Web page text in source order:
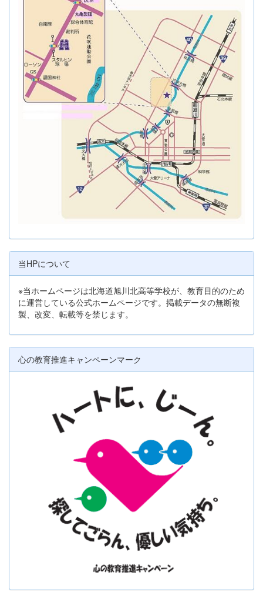
当HPについて
※当ホームページは北海道旭川北高等学校が、教育目的のため
に運営している公式ホームページです。掲載データの無断複
製、改変、転載等を禁じます。
心の教育推進キャンペーンマーク